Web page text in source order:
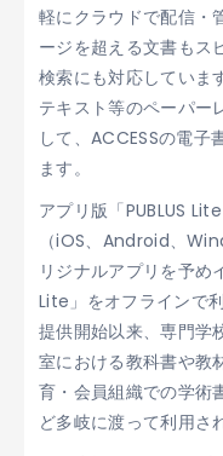
軽にクラウドで配信・
ージを超える文書もス
検索にも対応していま
テキスト等のペーパー
して、ACCESSの電子
ます。
アプリ版「PUBLUS
（iOS、Android、
リジナルアプリを予め
Lite」をオフラインで
提供開始以来、専門学
室における教科書や教
育・会員組織での学術
ど多岐に渡って利用さ